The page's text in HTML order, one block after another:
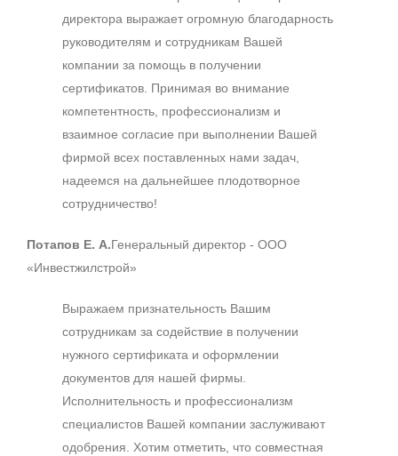
директора выражает огромную благодарность
руководителям и сотрудникам Вашей
компании за помощь в получении
сертификатов. Принимая во внимание
компетентность, профессионализм и
взаимное согласие при выполнении Вашей
фирмой всех поставленных нами задач,
надеемся на дальнейшее плодотворное
сотрудничество!
Потапов Е. А.Генеральный директор - ООО
«Инвестжилстрой»
Выражаем признательность Вашим
сотрудникам за содействие в получении
нужного сертификата и оформлении
документов для нашей фирмы.
Исполнительность и профессионализм
специалистов Вашей компании заслуживают
одобрения. Хотим отметить, что совместная